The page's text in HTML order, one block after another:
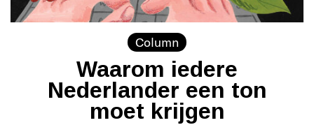
Column
Waarom iedere
Nederlander een ton
moet krijgen